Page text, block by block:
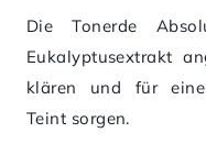
Die Tonerde
Eukalyptusextrakt
klären und für
Teint sorgen.